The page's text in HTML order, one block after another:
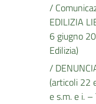
/
EDILIZIA
6 giugno
Edilizia)
/
(articoli 22
e s.m. e i. –